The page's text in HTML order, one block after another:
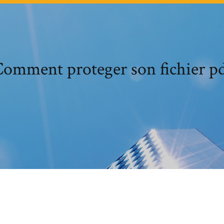
proteger son fichier